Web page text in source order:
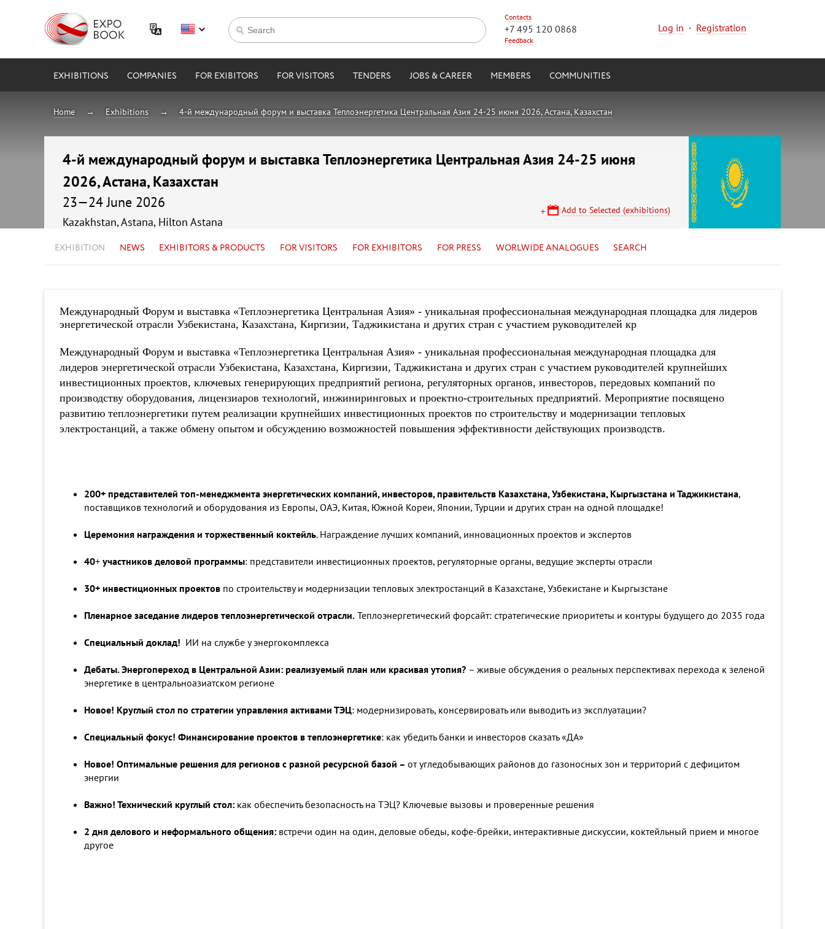
Contacts
+7 495 120 0868
Feedback
Log in · Registration
EXHIBITIONS COMPANIES FOR EXIBITORS FOR VISITORS TENDERS JOBS & CAREER MEMBERS COMMUNITIES
Home Exhibitions 4-й международный форум и выставка Теплоэнергетика Центральная Азия 24-25 июня 2026, Астана, Казахстан
4-й международный форум и выставка Теплоэнергетика Центральная Азия 24-25 июня
2026, Астана, Казахстан
23—24 June 2026
Kazakhstan, Astana, Hilton Astana
Add to Selected (exhibitions)
EXHIBITION NEWS EXHIBITORS & PRODUCTS FOR VISITORS FOR EXHIBITORS FOR PRESS WORLWIDE ANALOGUES SEARCH
Международный Форум и выставка «Теплоэнергетика Центральная Азия» - уникальная профессиональная международная площадка для лидеров
энергетической отрасли Узбекистана, Казахстана, Киргизии, Таджикистана и других стран с участием руководителей кр
Международный Форум и выставка «Теплоэнергетика Центральная Азия» - уникальная профессиональная международная площадка для
лидеров энергетической отрасли Узбекистана, Казахстана, Киргизии, Таджикистана и других стран с участием руководителей крупнейших
инвестиционных проектов, ключевых генерирующих предприятий региона, регуляторных органов, инвесторов, передовых компаний по
производству оборудования, лицензиаров технологий, инжиниринговых и проектно-строительных предприятий. Мероприятие посвящено
развитию теплоэнергетики путем реализации крупнейших инвестиционных проектов по строительству и модернизации тепловых
электростанций, а также обмену опытом и обсуждению возможностей повышения эффективности действующих производств.
200+ представителей топ-менеджмента энергетических компаний, инвесторов, правительств Казахстана, Узбекистана, Кыргызстана и Таджикистана,
поставщиков технологий и оборудования из Европы, ОАЭ, Китая, Южной Кореи, Японии, Турции и других стран на одной площадке!
Церемония награждения и торжественный коктейль. Награждение лучших компаний, инновационных проектов и экспертов
40+ участников деловой программы: представители инвестиционных проектов, регуляторные органы, ведущие эксперты отрасли
30+ инвестиционных проектов по строительству и модернизации тепловых электростанций в Казахстане, Узбекистане и Кыргызстане
Пленарное заседание лидеров теплоэнергетической отрасли. Теплоэнергетический форсайт: стратегические приоритеты и контуры будущего до 2035 года
Специальный доклад! ИИ на службе у энергокомплекса
Дебаты. Энергопереход в Центральной Азии: реализуемый план или красивая утопия? – живые обсуждения о реальных перспективах перехода к зеленой
энергетике в центральноазиатском регионе
Новое! Круглый стол по стратегии управления активами ТЭЦ: модернизировать, консервировать или выводить из эксплуатации?
Специальный фокус! Финансирование проектов в теплоэнергетике: как убедить банки и инвесторов сказать «ДА»
Новое! Оптимальные решения для регионов с разной ресурсной базой – от угледобывающих районов до газоносных зон и территорий с дефицитом
энергии
Важно! Технический круглый стол: как обеспечить безопасность на ТЭЦ? Ключевые вызовы и проверенные решения
2 дня делового и неформального общения: встречи один на один, деловые обеды, кофе-брейки, интерактивные дискуссии, коктейльный прием и многое
другое